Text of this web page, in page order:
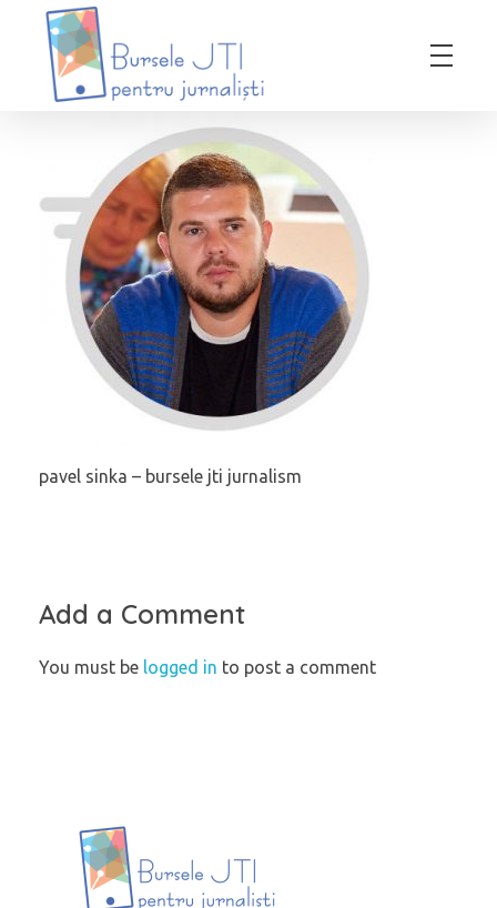
pavel sinka – bursele jti jurnalism
Add a Comment
You must be logged in to post a comment